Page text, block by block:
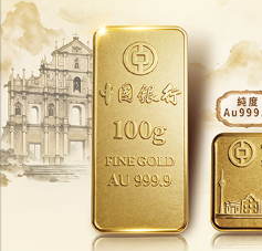
深港共建大灣區植物園
整合兩地資源推動生物多樣性保育
29/07/2026 18531